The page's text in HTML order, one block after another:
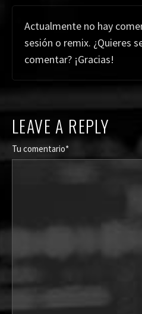
Actualmente no hay
sesión o remix. ¿Quieres
comentar? ¡Gracias!
LEAVE A REPLY
Tu comentario*